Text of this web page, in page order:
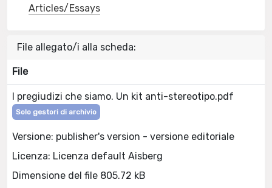
Articles/Essays
File allegato/i alla scheda:
File
I pregiudizi che siamo. Un kit anti-stereotipo.pdf
Solo gestori di archivio
Versione: publisher's version - versione editoriale
Licenza: Licenza default Aisberg
Dimensione del file 805.72 kB